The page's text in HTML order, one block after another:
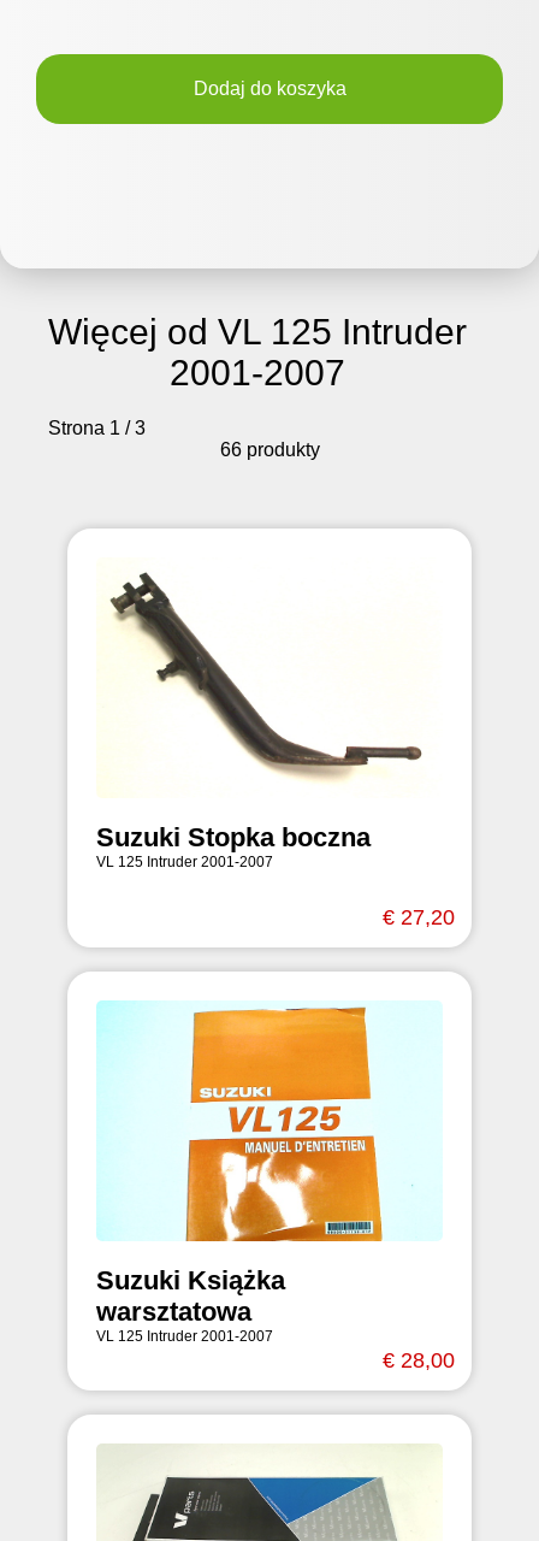
Dodaj do koszyka
Więcej od VL 125 Intruder
2001-2007
Strona 1 / 3
66 produkty
Suzuki Stopka boczna
VL 125 Intruder 2001-2007
€ 27,20
Suzuki Książka
warsztatowa
VL 125 Intruder 2001-2007
€ 28,00